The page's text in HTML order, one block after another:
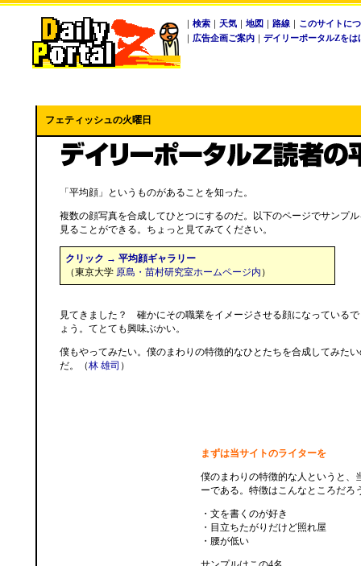
｜ 検索 ｜ 天気 ｜ 地図 ｜ 路線 ｜ このサイトに
｜ 広告企画ご案内 ｜ デイリーポータルZをは
フェティッシュの火曜日
「平均顔」というものがあることを知った。
複数の顔写真を合成してひとつにするのだ。以下のページでサンプル
見ることができる。ちょっと見てみてください。
クリック → 平均顔ギャラリー
（東京大学 原島・苗村研究室ホームページ内 ）
見てきました？ 確かにその職業をイメージさせる顔になっているで
ょう。てとても興味ぶかい。
僕もやってみたい。僕のまわりの特徴的なひとたちを合成してみたい
だ。（林 雄司 ）
まずは当サイトのライターを
僕のまわりの特徴的な人というと、
ーである。特徴はこんなところだろ
・文を書くのが好き
・目立ちたがりだけど照れ屋
・腰が低い